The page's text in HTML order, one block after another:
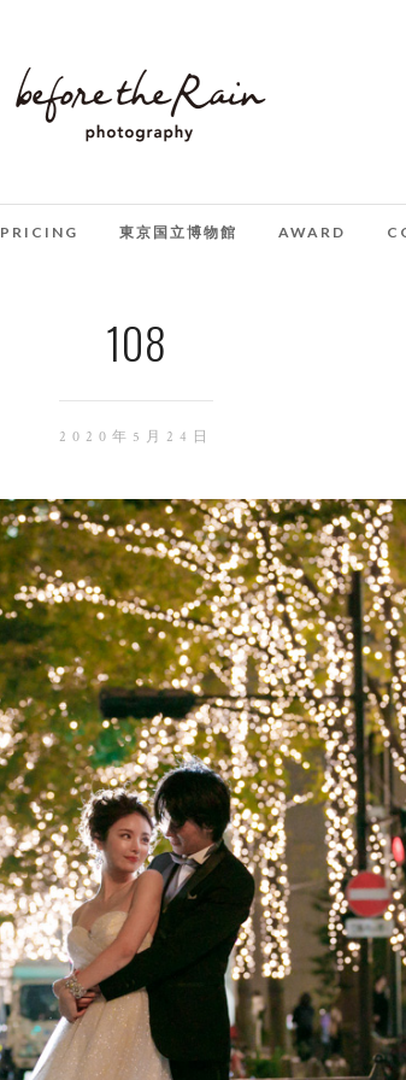
PRICING 東京国立博物館 AWARD
108
2020年5月24日